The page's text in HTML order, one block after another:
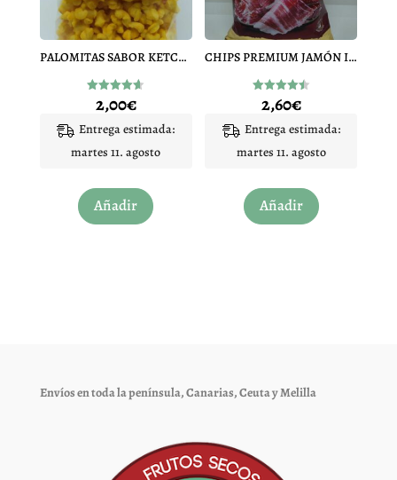
PALOMITAS SABOR KETCHUP Y MOSTAZA
Valorado
con
de 5
2,00€
Entrega estimada:
martes 11. agosto
Añadir
CHIPS PREMIUM JAMÓN IBÉRICO
Valorado
con
de 5
2,60€
Entrega estimada:
martes 11. agosto
Añadir
Envíos en toda la península, Canarias, Ceuta y Melilla